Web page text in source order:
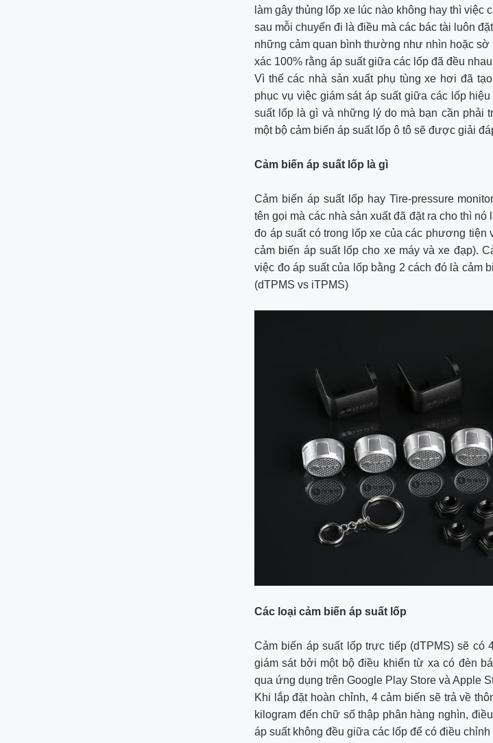
làm gây thủng lốp xe lúc nào không hay thì việc
sau mỗi chuyến đi là điều mà các bác tài luôn
những cảm quan bình thường như nhìn hoặc sờ
xác 100% rằng áp suất giữa các lốp đã đều
Vì thế các nhà sản xuất phụ tùng xe hơi đã
phục vụ việc giám sát áp suất giữa các lốp
suất lốp là gì và những lý do mà bạn cần phải
một bộ cảm biến áp suất lốp ô tô sẽ được giải
Cảm biến áp suất lốp là gì
Cảm biến áp suất lốp hay Tire-pressure
tên gọi mà các nhà sản xuất đã đặt ra cho thì
đo áp suất có trong lốp xe của các phương tiện
cảm biến áp suất lốp cho xe máy và xe đạp).
việc đo áp suất của lốp bằng 2 cách đó là cảm
(dTPMS vs iTPMS)
Các loại cảm biến áp suất lốp
Cảm biến áp suất lốp trực tiếp (dTPMS) sẽ
giám sát bởi một bộ điều khiển từ xa có đèn
qua ứng dụng trên Google Play Store và Apple
Khi lắp đặt hoàn chỉnh, 4 cảm biến sẽ trả về
kilogram đến chữ số thập phân hàng nghìn,
áp suất không đều giữa các lốp để có điều